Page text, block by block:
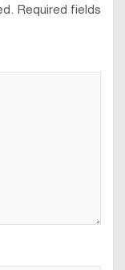
Required fields